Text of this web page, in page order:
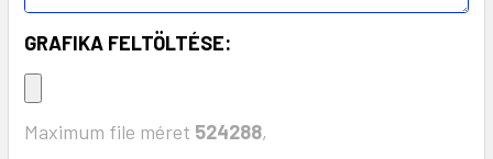
GRAFIKA FELTÖLTÉSE:
Maximum file méret 524288,